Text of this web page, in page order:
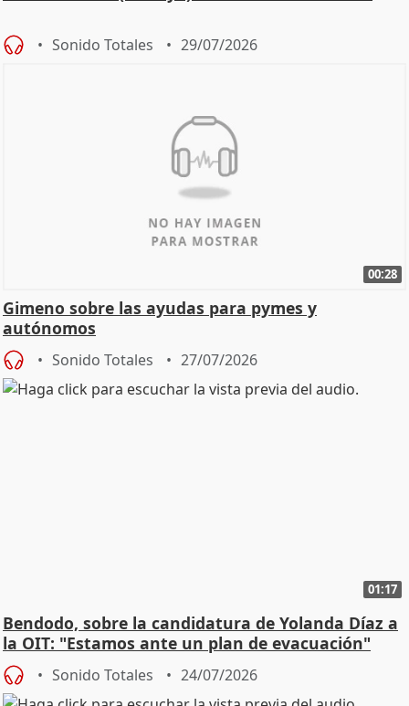
Sonido Totales 29/07/2026
00:28
Gimeno sobre las ayudas para pymes y
autónomos
Sonido Totales 27/07/2026
01:17
Bendodo, sobre la candidatura de Yolanda Díaz a
la OIT: "Estamos ante un plan de evacuación"
Sonido Totales 24/07/2026